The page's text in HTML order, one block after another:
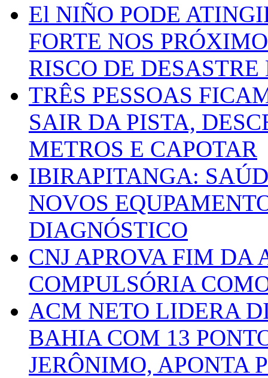
El NIÑO PODE
FORTE NOS
RISCO DE
TRÊS PESSOAS
SAIR DA PISTA,
METROS E CAPOTAR
IBIRAPITANGA:
NOVOS
DIAGNÓSTICO
CNJ APROVA FIM DA
COMPULSÓRIA
ACM NETO LIDERA
BAHIA COM 13
JERÔNIMO, APONTA